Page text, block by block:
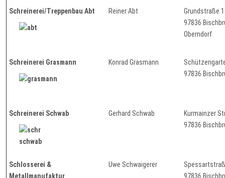
Schreinerei/Treppenbau Abt Reiner Abt
Grundstraße
97836
Oberndorf
Schreinerei Grasmann Konrad Grasmann
97836
Schreinerei Schwab Gerhard Schwab
Kurmainzer
97836
Schlosserei &
Metallmanufaktur
Uwe Schwaigerer
97836